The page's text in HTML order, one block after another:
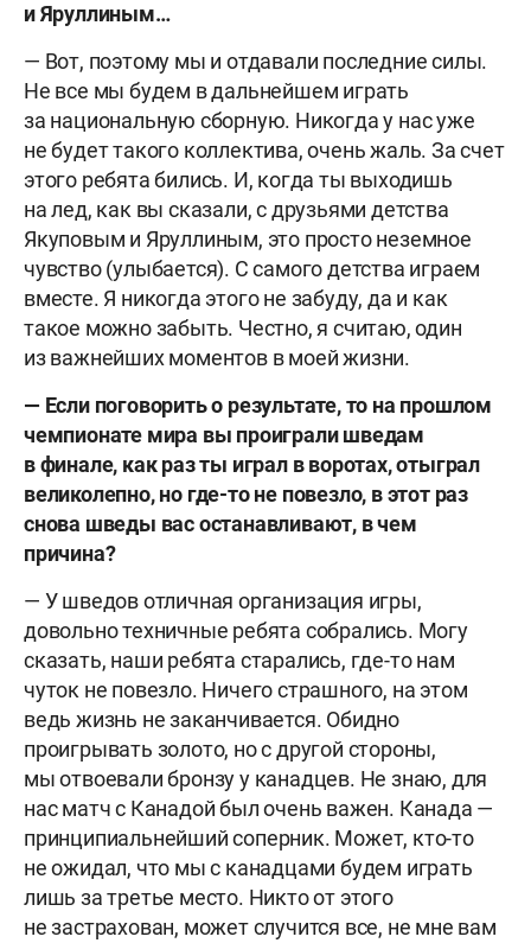
и Яруллиным…
— Вот, поэтому мы и отдавали последние силы.
Не все мы будем в дальнейшем играть
за национальную сборную. Никогда у нас уже
не будет такого коллектива, очень жаль. За счет
этого ребята бились. И, когда ты выходишь
на лед, как вы сказали, с друзьями детства
Якуповым и Яруллиным, это просто неземное
чувство (улыбается). С самого детства играем
вместе. Я никогда этого не забуду, да и как
такое можно забыть. Честно, я считаю, один
из важнейших моментов в моей жизни.
— Если поговорить о результате, то на прошлом
чемпионате мира вы проиграли шведам
в финале, как раз ты играл в воротах, отыграл
великолепно, но где-то не повезло, в этот раз
снова шведы вас останавливают, в чем
причина?
— У шведов отличная организация игры,
довольно техничные ребята собрались. Могу
сказать, наши ребята старались, где-то нам
чуток не повезло. Ничего страшного, на этом
ведь жизнь не заканчивается. Обидно
проигрывать золото, но с другой стороны,
мы отвоевали бронзу у канадцев. Не знаю, для
нас матч с Канадой был очень важен. Канада —
принципиальнейший соперник. Может, кто-то
не ожидал, что мы с канадцами будем играть
лишь за третье место. Никто от этого
не застрахован, может случится все, не мне вам